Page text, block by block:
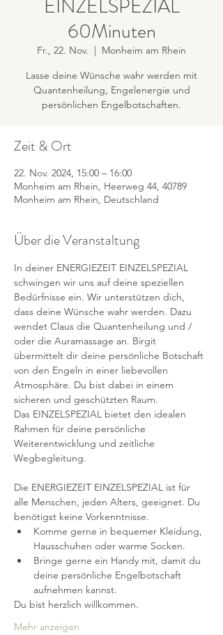
EINZELSPEZIAL
60Minuten
Fr., 22. Nov.
  |
Monheim am Rhein
Lasse deine Wünsche wahr werden mit
Quantenheilung, Engelenergie und
persönlichen Engelbotschaften.
Zeit & Ort
22. Nov. 2024, 15:00 – 16:00
Monheim am Rhein, Heerweg 44, 40789
Monheim am Rhein, Deutschland
Über die Veranstaltung
In deiner ENERGIEZEIT EINZELSPEZIAL
schwingen wir uns auf deine speziellen
Bedürfnisse ein. Wir unterstützen dich,
dass deine Wünsche wahr werden. Dazu
wendet Claus die Quantenheilung und /
oder die Auramassage an. Birgit
übermittelt dir deine persönliche Botschaft
von den Engeln in einer liebevollen
Atmosphäre. Du bist dabei in einem
sicheren und geschützten Raum.
Das EINZELSPEZIAL bietet den idealen
Rahmen für deine persönliche
Weiterentwicklung und zeitliche
Wegbegleitung.
Die ENERGIEZEIT EINZELSPEZIAL ist für
alle Menschen, jeden Alters, geeignet. Du
benötigst keine Vorkenntnisse.
Komme gerne in bequemer Kleidung,
Hausschuhen oder warme Socken.
Bringe gerne ein Handy mit, damit du
deine persönliche Engelbotschaft
aufnehmen kannst.
Du bist herzlich willkommen.
Mehr anzeigen